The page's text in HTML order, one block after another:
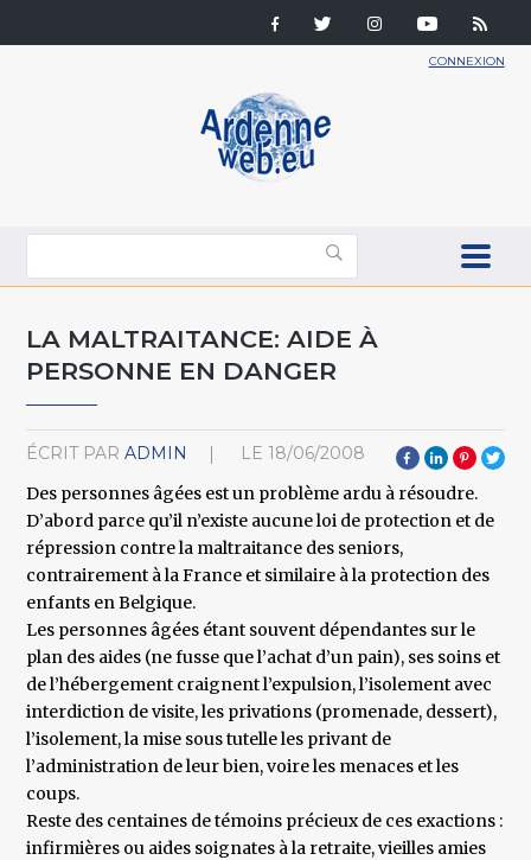
CONNEXION
LA MALTRAITANCE: AIDE À
PERSONNE EN DANGER
ÉCRIT PAR ADMIN LE 18/06/2008
Des personnes âgées est un problème ardu à résoudre.
D’abord parce qu’il n’existe aucune loi de protection et de
répression contre la maltraitance des seniors,
contrairement à la France et similaire à la protection des
enfants en Belgique.
Les personnes âgées étant souvent dépendantes sur le
plan des aides (ne fusse que l’achat d’un pain), ses soins et
de l’hébergement craignent l’expulsion, l’isolement avec
interdiction de visite, les privations (promenade, dessert),
l’isolement, la mise sous tutelle les privant de
l’administration de leur bien, voire les menaces et les
coups.
Reste des centaines de témoins précieux de ces exactions :
infirmières ou aides soignates à la retraite, vieilles amies